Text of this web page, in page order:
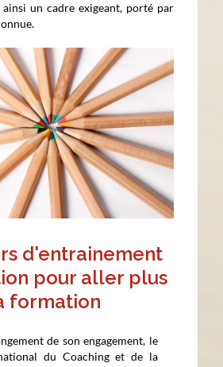
un cadre exigeant, porté par
d'entrainement
pour aller plus
formation
de son engagement, le
du Coaching et de la